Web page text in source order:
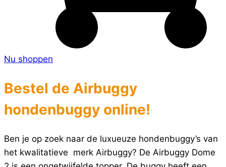
Nu shoppen
Bestel de Airbuggy
hondenbuggy online!
Ben je op zoek naar de luxueuze hondenbuggy’s van
het kwalitatieve merk Airbuggy? De Airbuggy Dome